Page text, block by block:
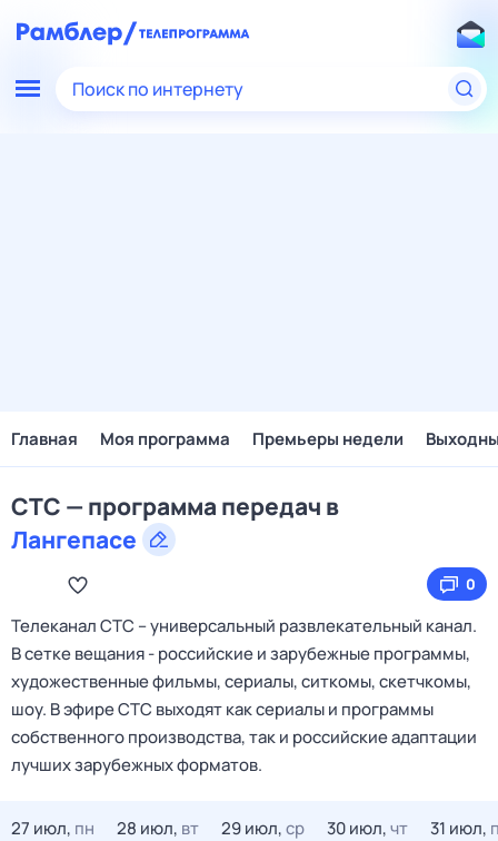
Поиск по интернету
Главная Моя программа Премьеры недели
СТС — программа передач в
Лангепасе
0
Телеканал CTC – универсальный развлекательный канал.
В сетке вещания - российские и зарубежные программы,
художественные фильмы, сериалы, ситкомы, скетчкомы,
шоу. В эфире СТС выходят как сериалы и программы
собственного производства, так и российские адаптации
лучших зарубежных форматов.
27 июл, пн 28 июл, вт 29 июл,ср 30 июл,чт 31 июл,